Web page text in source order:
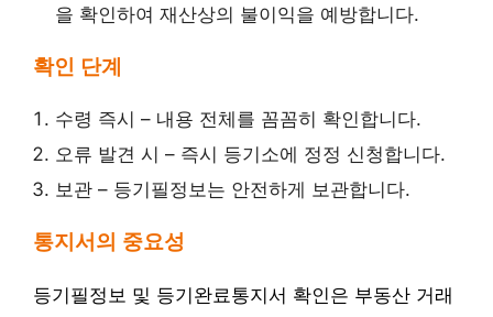
을 확인하여 재산상의 불이익을 예방합니다.
확인 단계
수령 즉시 – 내용 전체를 꼼꼼히 확인합니다.
오류 발견 시 – 즉시 등기소에 정정 신청합니다.
보관 – 등기필정보는 안전하게 보관합니다.
통지서의 중요성
등기필정보 및 등기완료통지서 확인은 부동산 거래